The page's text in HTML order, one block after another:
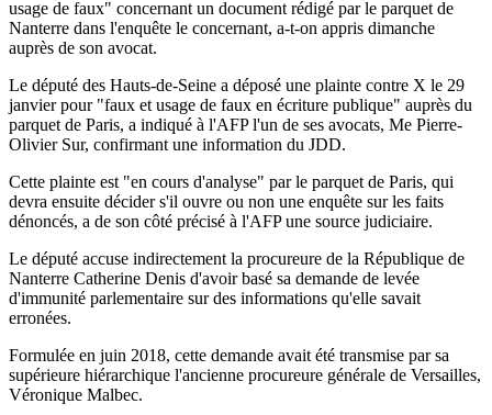
usage de faux" concernant un document rédigé par le parquet de
Nanterre dans l'enquête le concernant, a-t-on appris dimanche
auprès de son avocat.
Le député des Hauts-de-Seine a déposé une plainte contre X le 29
janvier pour "faux et usage de faux en écriture publique" auprès du
parquet de Paris, a indiqué à l'AFP l'un de ses avocats, Me Pierre-
Olivier Sur, confirmant une information du JDD.
Cette plainte est "en cours d'analyse" par le parquet de Paris, qui
devra ensuite décider s'il ouvre ou non une enquête sur les faits
dénoncés, a de son côté précisé à l'AFP une source judiciaire.
Le député accuse indirectement la procureure de la République de
Nanterre Catherine Denis d'avoir basé sa demande de levée
d'immunité parlementaire sur des informations qu'elle savait
erronées.
Formulée en juin 2018, cette demande avait été transmise par sa
supérieure hiérarchique l'ancienne procureure générale de Versailles,
Véronique Malbec.